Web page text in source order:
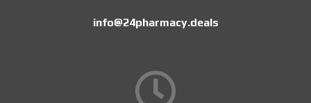
info@24pharmacy.deals